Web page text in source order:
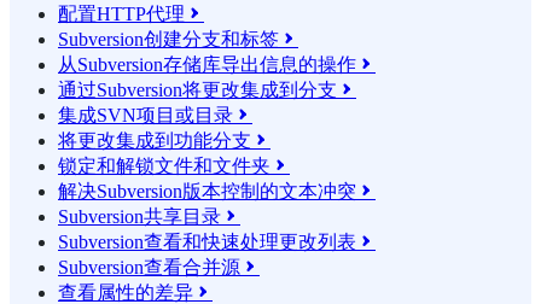
配置HTTP代理 
Subversion创建分支和标签 
从Subversion存储库导出信息的操作 
通过Subversion将更改集成到分支 
集成SVN项目或目录 
将更改集成到功能分支 
锁定和解锁文件和文件夹 
解决Subversion版本控制的文本冲突 
Subversion共享目录 
Subversion查看和快速处理更改列表 
Subversion查看合并源 
查看属性的差异 